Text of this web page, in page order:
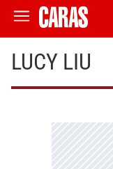
LUCY LIU